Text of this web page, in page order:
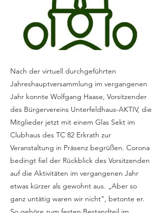
Nach der virtuell durchgeführten
Jahreshauptversammlung im vergangenen
Jahr konnte Wolfgang Haase, Vorsitzender
des Bürgervereins Unterfeldhaus-AKTIV, die
Mitglieder jetzt mit einem Glas Sekt im
Clubhaus des TC 82 Erkrath zur
Veranstaltung in Präsenz begrüßen. Corona
bedingt fiel der Rückblick des Vorsitzenden
auf die Aktivitäten im vergangenen Jahr
etwas kürzer als gewohnt aus. „Aber so
ganz untätig waren wir nicht“, betonte er.